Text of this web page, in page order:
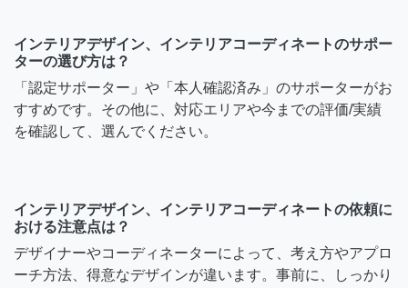
インテリアデザイン、インテリアコーディネートのサポー
ターの選び方は？
「認定サポーター」や「本人確認済み」のサポーターがお
すすめです。その他に、対応エリアや今までの評価/実績
を確認して、選んでください。
インテリアデザイン、インテリアコーディネートの依頼に
おける注意点は？
デザイナーやコーディネーターによって、考え方やアプロ
ーチ方法、得意なデザインが違います。事前に、しっかり